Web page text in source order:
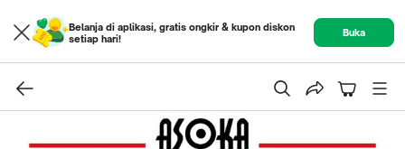
Belanja di aplikasi, gratis ongkir & kupon diskon
setiap hari!
Buka